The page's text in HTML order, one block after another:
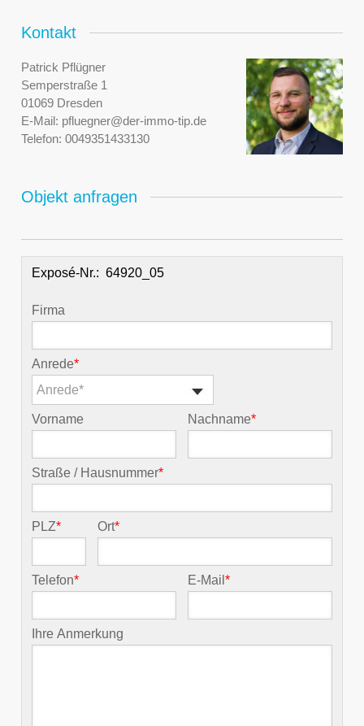
Kontakt
Patrick Pflügner
Semperstraße 1
01069 Dresden
E-Mail: pfluegner@der-immo-tip.de
Telefon: 0049351433130
Objekt anfragen
Exposé-Nr.:
Firma
Anrede*
Anrede*
Vorname Nachname*
Straße / Hausnummer*
PLZ* Ort*
Telefon* E-Mail*
Ihre Anmerkung